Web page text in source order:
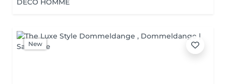
DECO HOMME
New